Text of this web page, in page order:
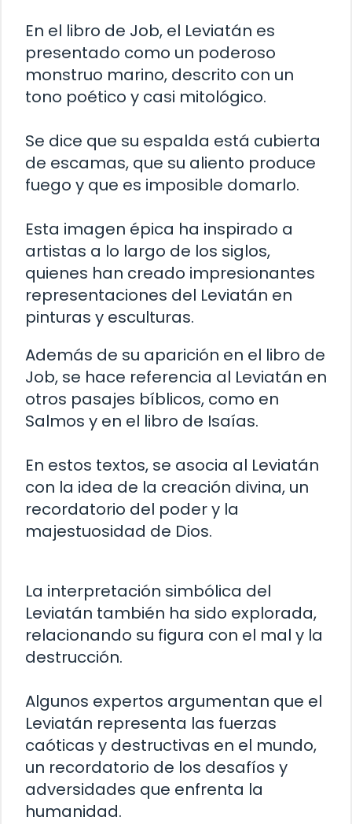
En el libro de Job, el Leviatán es
presentado como un poderoso
monstruo marino, descrito con un
tono poético y casi mitológico.
Se dice que su espalda está cubierta
de escamas, que su aliento produce
fuego y que es imposible domarlo.
Esta imagen épica ha inspirado a
artistas a lo largo de los siglos,
quienes han creado impresionantes
representaciones del Leviatán en
pinturas y esculturas.
Además de su aparición en el libro de
Job, se hace referencia al Leviatán en
otros pasajes bíblicos, como en
Salmos y en el libro de Isaías.
En estos textos, se asocia al Leviatán
con la idea de la creación divina, un
recordatorio del poder y la
majestuosidad de Dios.
La interpretación simbólica del
Leviatán también ha sido explorada,
relacionando su figura con el mal y la
destrucción.
Algunos expertos argumentan que el
Leviatán representa las fuerzas
caóticas y destructivas en el mundo,
un recordatorio de los desafíos y
adversidades que enfrenta la
humanidad.